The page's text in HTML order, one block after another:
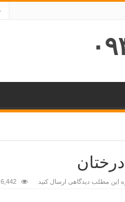
این مطلب دیدگاهی ارسال کنید 6,442 نمایش ها